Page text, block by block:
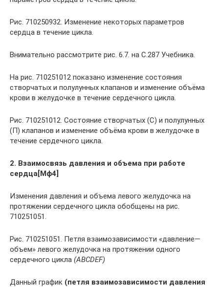
Рис. 710250932. Изменение некоторых параметров
сердца в течение цикла.
Внимательно рассмотрите рис. 6.7. на С.287 Учебника.
На рис. 710251012 показано изменение состояния
створчатых и полулунных клапанов и изменение объёма
крови в желудочке в течение сердечного цикла.
Рис. 710251012. Состояние створчатых (С) и полулунных
(П) клапанов и изменение объёма крови в желудочке в
течение сердечного цикла.
2. Взаимосвязь давления и объема при работе
сердца[Мф4]
Изменения давления и объема левого желудочка на
протяжении сердечного цикла обобщены на рис.
710251051.
Рис. 710251051. Петля взаимозависимости «давление—
объем» ле­вого желудочка на протяжении одного
сердечного цикла (ABCDEF)
Данный график (петля взаимозависимости давления